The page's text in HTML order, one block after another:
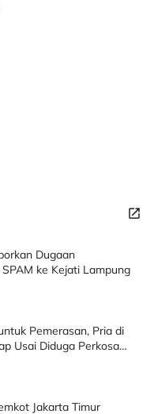
Dugaan
ke Kejati Lampung
Pemerasan, Pria di
Usai Diduga Perkosa
Jakarta Timur